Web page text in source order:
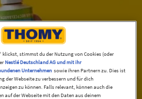
klickst, stimmst du der Nutzung von Cookies (oder
Nestlé Deutschland AG und mit ihr
Unternehmen sowie ihren Partnern zu. Dies ist
der Webseite zu verbessern und für dich
zu können. Falls relevant, können auch die
auf der Webseite mit den Daten aus deinem